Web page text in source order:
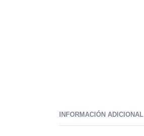
INFORMACIÓN ADICIONAL